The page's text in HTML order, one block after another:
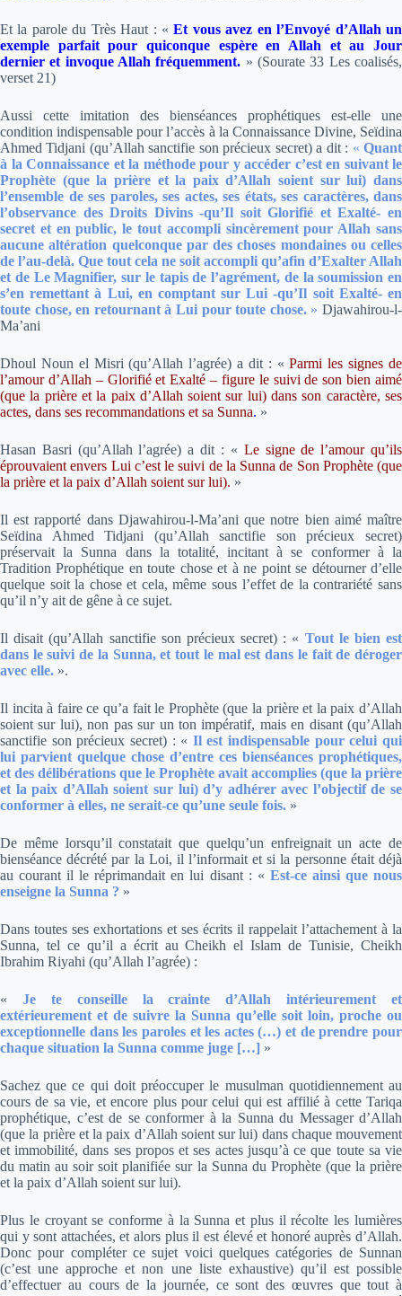
Et la parole du Très Haut : «Et vous avez en l’Envoyé d’Allah un
exemple parfait pour quiconque espère en Allah et au Jour
dernier et invoque Allah fréquemment. » (Sourate 33 Les coalisés,
verset 21)
Aussi cette imitation des bienséances prophétiques est-elle une
condition indispensable pour l’accès à la Connaissance Divine, Seïdina
Ahmed Tidjani (qu’Allah sanctifie son précieux secret) a dit : «Quant
à la Connaissance et la méthode pour y accéder c’est en suivant le
Prophète (que la prière et la paix d’Allah soient sur lui) dans
l’ensemble de ses paroles, ses actes, ses états, ses caractères, dans
l’observance des Droits Divins -qu’Il soit Glorifié et Exalté- en
secret et en public, le tout accompli sincèrement pour Allah sans
aucune altération quelconque par des choses mondaines ou celles
de l’au-delà. Que tout cela ne soit accompli qu’afin d’Exalter Allah
et de Le Magnifier, sur le tapis de l’agrément, de la soumission en
s’en remettant à Lui, en comptant sur Lui -qu’Il soit Exalté- en
toute chose, en retournant à Lui pour toute chose.» Djawahirou-l-
Ma’ani
Dhoul Noun el Misri (qu’Allah l’agrée) a dit : «Parmi les signes de
l’amour d’Allah – Glorifié et Exalté – figure le suivi de son bien aimé
(que la prière et la paix d’Allah soient sur lui) dans son caractère, ses
actes, dans ses recommandations et sa Sunna. »
Hasan Basri (qu’Allah l’agrée) a dit : « Le signe de l’amour qu’ils
éprouvaient envers Lui c’est le suivi de la Sunna de Son Prophète (que
la prière et la paix d’Allah soient sur lui). »
Il est rapporté dans Djawahirou-l-Ma’ani que notre bien aimé maître
Seïdina Ahmed Tidjani (qu’Allah sanctifie son précieux secret)
préservait la Sunna dans la totalité, incitant à se conformer à la
Tradition Prophétique en toute chose et à ne point se détourner d’elle
quelque soit la chose et cela, même sous l’effet de la contrariété sans
qu’il n’y ait de gêne à ce sujet.
Il disait (qu’Allah sanctifie son précieux secret) : « Tout le bien est
dans le suivi de la Sunna, et tout le mal est dans le fait de déroger
avec elle. ».
Il incita à faire ce qu’a fait le Prophète (que la prière et la paix d’Allah
soient sur lui), non pas sur un ton impératif, mais en disant (qu’Allah
sanctifie son précieux secret) : « Il est indispensable pour celui qui
lui parvient quelque chose d’entre ces bienséances prophétiques,
et des délibérations que le Prophète avait accomplies (que la prière
et la paix d’Allah soient sur lui) d’y adhérer avec l’objectif de se
conformer à elles, ne serait-ce qu’une seule fois. »
De même lorsqu’il constatait que quelqu’un enfreignait un acte de
bienséance décrété par la Loi, il l’informait et si la personne était déjà
au courant il le réprimandait en lui disant : « Est-ce ainsi que nous
enseigne la Sunna ? »
Dans toutes ses exhortations et ses écrits il rappelait l’attachement à la
Sunna, tel ce qu’il a écrit au Cheikh el Islam de Tunisie, Cheikh
Ibrahim Riyahi (qu’Allah l’agrée) :
« Je te conseille la crainte d’Allah intérieurement et
extérieurement et de suivre la Sunna qu’elle soit loin, proche ou
exceptionnelle dans les paroles et les actes (…) et de prendre pour
chaque situation la Sunna comme juge […] »
Sachez que ce qui doit préoccuper le musulman quotidiennement au
cours de sa vie, et encore plus pour celui qui est affilié à cette Tariqa
prophétique, c’est de se conformer à la Sunna du Messager d’Allah
(que la prière et la paix d’Allah soient sur lui) dans chaque mouvement
et immobilité, dans ses propos et ses actes jusqu’à ce que toute sa vie
du matin au soir soit planifiée sur la Sunna du Prophète (que la prière
et la paix d’Allah soient sur lui).
Plus le croyant se conforme à la Sunna et plus il récolte les lumières
qui y sont attachées, et alors plus il est élevé et honoré auprès d’Allah.
Donc pour compléter ce sujet voici quelques catégories de Sunnan
(c’est une approche et non une liste exhaustive) qu’il est possible
d’effectuer au cours de la journée, ce sont des œuvres que tout à